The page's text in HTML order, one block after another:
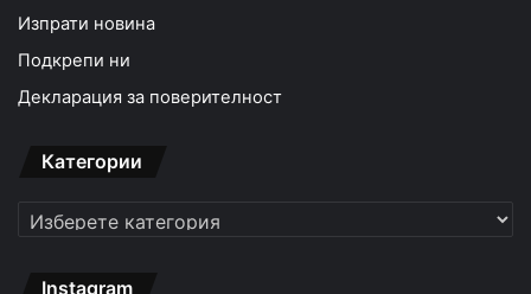
Изпрати новина
Подкрепи ни
Декларация за поверителност
Категории
Категории
Instagram